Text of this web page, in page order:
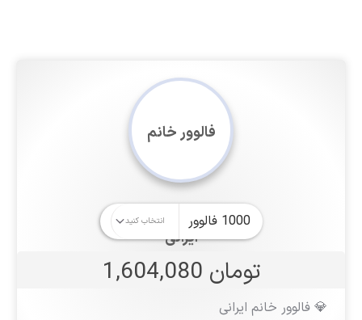
فالوور خانم
ایرانی
تومان 1,604,080
💎 فالوور خانم ایرانی